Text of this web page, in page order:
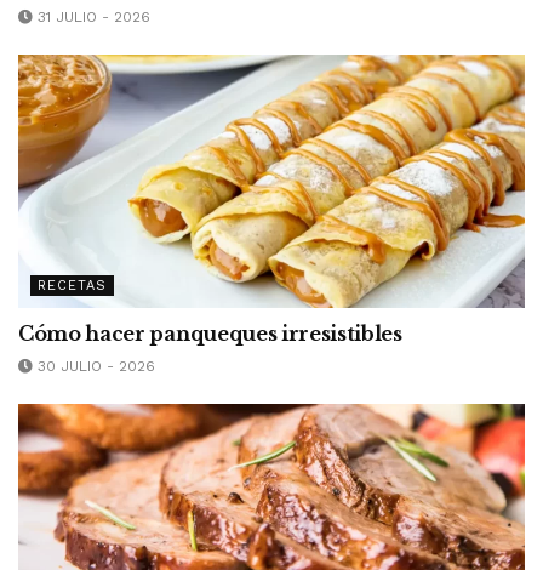
31 JULIO - 2026
RECETAS
Cómo hacer panqueques irresistibles
30 JULIO - 2026